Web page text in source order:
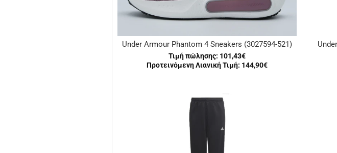
Under Armour Phantom 4 Sneakers (3027594-521)
Τιμή πώλησης: 101,43€
Προτεινόμενη Λιανική Τιμή: 144,90€